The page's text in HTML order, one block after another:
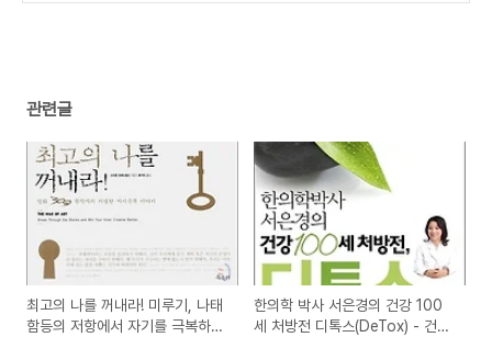
관련글
최고의 나를 꺼내라! 미루기, 나태
함등의 저항에서 자기를 극복하는
한의학 박사 서은경의 건강 100
세 처방전 디톡스(DeTox) - 건강